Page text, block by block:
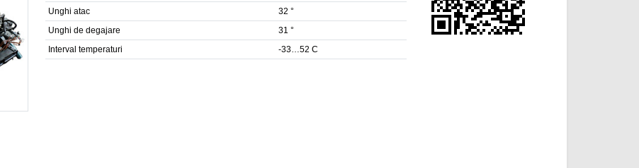
Unghi atac
32 °
Unghi de degajare
31 °
Interval temperaturi
-33…52 C